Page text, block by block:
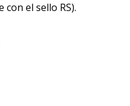
el sello RS).